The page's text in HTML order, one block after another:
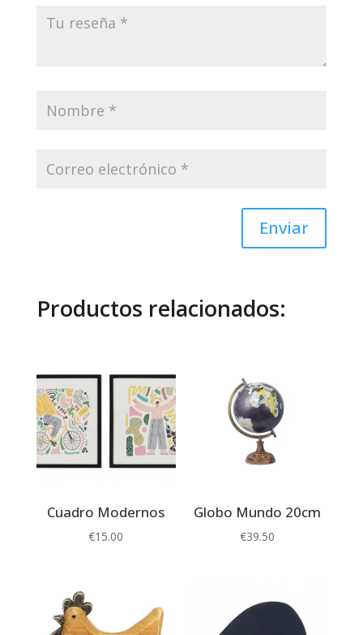
Enviar
Productos relacionados:
Cuadro Modernos
€15.00
Globo Mundo 20cm
€39.50